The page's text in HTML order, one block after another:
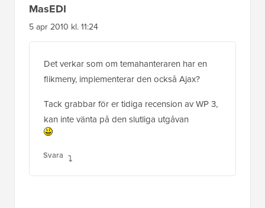
MasEDI
5 apr 2010 kl. 11:24
Det verkar som om temahanteraren har en
flikmeny, implementerar den också Ajax?
Tack grabbar för er tidiga recension av WP 3,
kan inte vänta på den slutliga utgåvan
Svara